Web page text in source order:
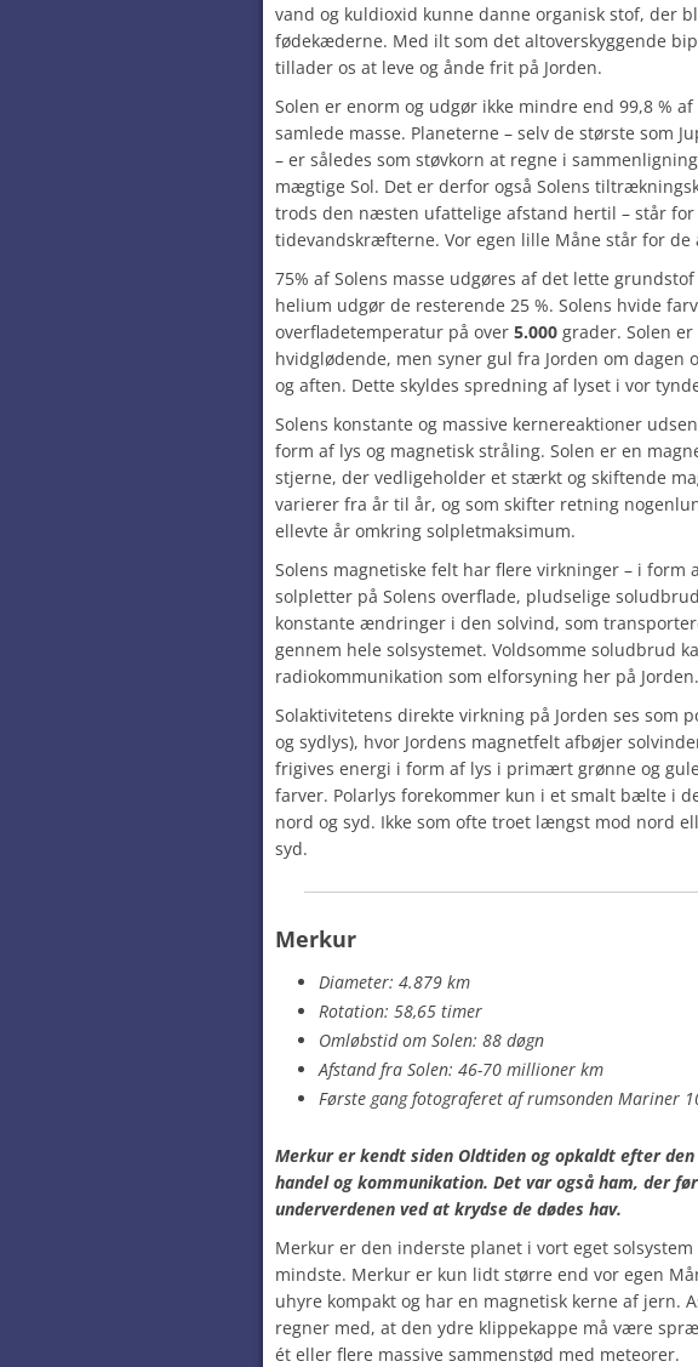
vand og kuldioxid kunne danne organisk stof, der
fødekæderne. Med ilt som det altoverskyggende
tillader os at leve og ånde frit på Jorden.
Solen er enorm og udgør ikke mindre end 99,8 % af
samlede masse. Planeterne – selv de største som
– er således som støvkorn at regne i
mægtige Sol. Det er derfor også Solens
trods den næsten ufattelige afstand hertil – står
tidevandskræfterne. Vor egen lille Måne står for de
75% af Solens masse udgøres af det lette
helium udgør de resterende 25 %. Solens hvide
overfladetemperatur på over 5.000 grader. Solen
hvidglødende, men syner gul fra Jorden om dagen
og aften. Dette skyldes spredning af lyset i vor
Solens konstante og massive kernereaktioner
form af lys og magnetisk stråling. Solen er en
stjerne, der vedligeholder et stærkt og skiftende
varierer fra år til år, og som skifter retning
ellevte år omkring solpletmaksimum.
Solens magnetiske felt har flere virkninger – i form
solpletter på Solens overflade, pludselige soludbrud
konstante ændringer i den solvind, som
gennem hele solsystemet. Voldsomme soludbrud
radiokommunikation som elforsyning her på Jorden.
Solaktivitetens direkte virkning på Jorden ses som
og sydlys), hvor Jordens magnetfelt afbøjer
frigives energi i form af lys i primært grønne og gule
farver. Polarlys forekommer kun i et smalt bælte i
nord og syd. Ikke som ofte troet længst mod nord
syd.
Merkur
Diameter: 4.879 km
Rotation: 58,65 timer
Omløbstid om Solen: 88 døgn
Afstand fra Solen: 46-70 millioner km
Første gang fotograferet af rumsonden Mariner
Merkur er kendt siden Oldtiden og opkaldt efter
handel og kommunikation. Det var også ham, der
underverdenen ved at krydse de dødes hav.
Merkur er den inderste planet i vort eget
mindste. Merkur er kun lidt større end vor egen
uhyre kompakt og har en magnetisk kerne af jern.
regner med, at den ydre klippekappe må være
ét eller flere massive sammenstød med meteorer.